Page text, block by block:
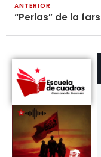
ANTERIOR